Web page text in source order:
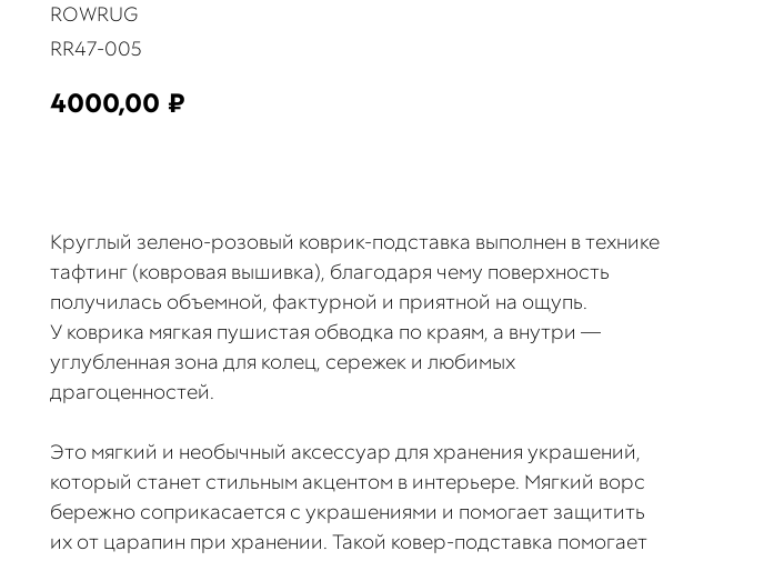
ROWRUG
RR47-005
4000,00 ₽
Круглый зелено-розовый коврик-подставка выполнен в технике
тафтинг (ковровая вышивка), благодаря чему поверхность
получилась объемной, фактурной и приятной на ощупь.
У коврика мягкая пушистая обводка по краям, а внутри —
углубленная зона для колец, сережек и любимых
драгоценностей.
Это мягкий и необычный аксессуар для хранения украшений,
который станет стильным акцентом в интерьере. Мягкий ворс
бережно соприкасается с украшениями и помогает защитить
их от царапин при хранении. Такой ковер-подставка помогает